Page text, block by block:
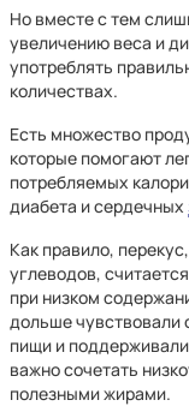
Но вместе с тем
увеличению веса и
употреблять
количествах.
Есть множество
которые помогают
потребляемых
диабета и сердечных
Как правило,
углеводов,
при низком
дольше
пищи и
важно сочетать
полезными жирами.